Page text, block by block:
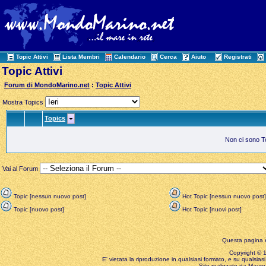
Topic Attivi Lista Membri Calendario Cerca Aiuto Registrati
Topic Attivi
Forum di MondoMarino.net :Topic Attivi
Mostra Topics
Topics
Non ci sono
Vai al Forum
Topic [nessun nuovo post]
Hot Topic [nessun nuovo post]
Topic [nuovo post]
Hot Topic [nuovi post]
Questa pagina
Copyright ©
E' vietata la riproduzione in qualsiasi formato, e su